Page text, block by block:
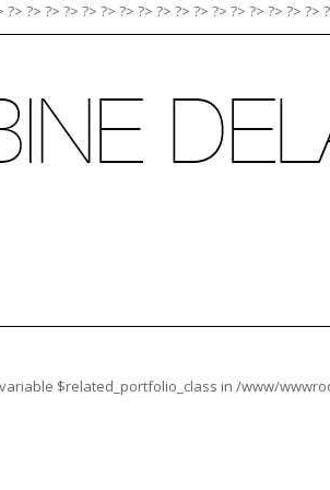
?> ?> ?> ?> ?> ?> ?> ?> ?> ?> ?> ?> ?> ?> ?> ?> ?>
$related_portfolio_class in /www/